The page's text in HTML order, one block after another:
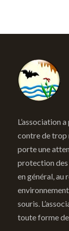
L’association
contre de trop
porte une
protection des
en général, au
souris.
toute forme